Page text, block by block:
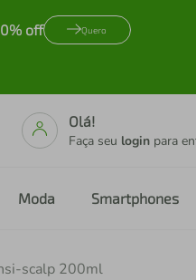
off Quero
Olá!
Faça seu login para
Moda Smartphones
scalp 200ml